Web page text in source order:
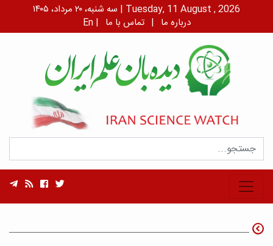
سه شنبه، ۲۰ مرداد، ۱۴۰۵ | Tuesday, 11 August , 2026
En | درباره ما | تماس با ما